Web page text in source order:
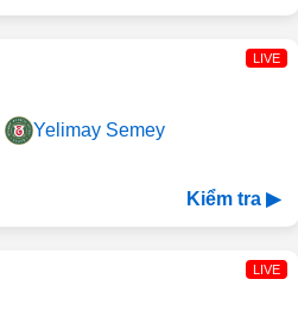
LIVE
Yelimay Semey
Kiểm tra ▶
LIVE